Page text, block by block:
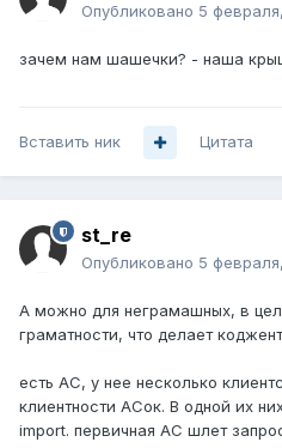
Опубликовано 5
зачем нам шашечки? - наша
Вставить ник Цитата
st_re
Опубликовано 5
А можно для неграмашных, в
граматности, что делает
есть АС, у нее несколько
клиентности АСок. В одной их
import. первичная АС шлет